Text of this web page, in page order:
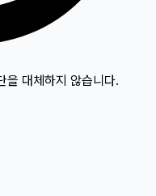
을 대체하지 않습니다.